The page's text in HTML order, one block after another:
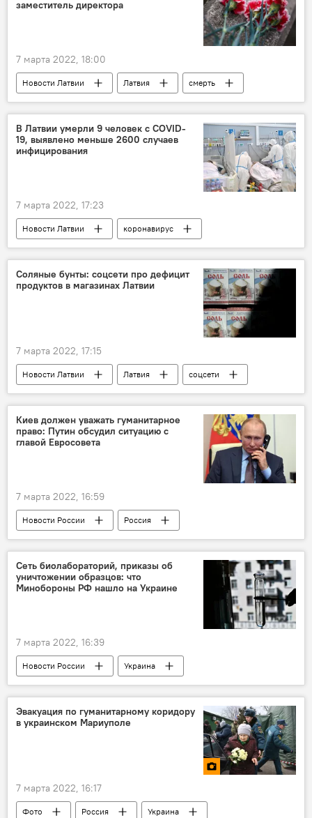
заместитель директора
7 марта 2022, 18:00
Новости Латвии Латвия
смерть
Бюро по защите Сатверсме (БЗС)
В Латвии умерли 9 человек с COVID-
19, выявлено меньше 2600 случаев
инфицирования
7 марта 2022, 17:23
Новости Латвии коронавирус
Cоляные бунты: соцсети про дефицит
продуктов в магазинах Латвии
7 марта 2022, 17:15
Новости Латвии Латвия
соцсети
соль
Киев должен уважать гуманитарное
право: Путин обсудил ситуацию с
главой Евросовета
7 марта 2022, 16:59
Новости России
Россия
президент
Владимир Путин
Европейский совет
Киев
Сеть биолабораторий, приказы об
уничтожении образцов: что
Минобороны РФ нашло на Украине
7 марта 2022, 16:39
Новости России
Украина
Минобороны РФ
Эвакуация по гуманитарному коридору
в украинском Мариуполе
7 марта 2022, 16:17
Фото Россия
Украина